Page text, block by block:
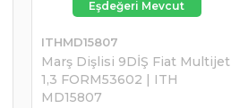
Marş Dişlisi 9DİŞ Fiat Multijet
1,3 FORM53602 | ITH
MD15807
ITHMD15807